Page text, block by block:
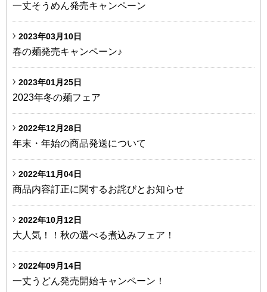
一丈そうめん発売キャンペーン
2023年03月10日
春の麺発売キャンペーン♪
2023年01月25日
2023年冬の麺フェア
2022年12月28日
年末・年始の商品発送について
2022年11月04日
商品内容訂正に関するお詫びとお知らせ
2022年10月12日
大人気！！秋の選べる煮込みフェア！
2022年09月14日
一丈うどん発売開始キャンペーン！